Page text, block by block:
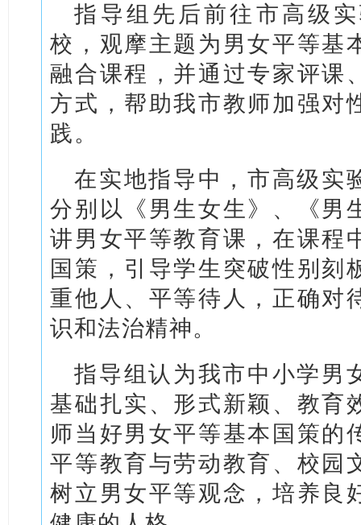
指导组先后前往市高级
校，观摩主题为男女平等基
融合课程，并通过专家评课
方式，帮助我市教师加强对
践。
在实地指导中，市高级实
分别以《男生女生》、《男
讲男女平等教育课，在课程
国策，引导学生突破性别刻
重他人、平等待人，正确对
识和法治精神。
指导组认为我市中小学男
基础扎实、形式新颖、教育
师当好男女平等基本国策的
平等教育与劳动教育、校园
树立男女平等观念，培养良